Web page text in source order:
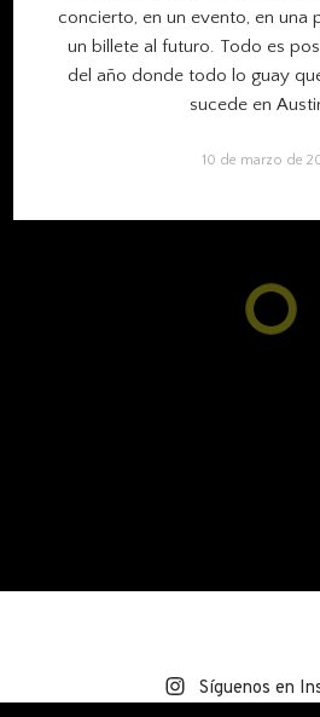
concierto, en un evento, en una
un billete al futuro. Todo es
del año donde todo lo guay
sucede en
10 de marzo de
Síguenos en